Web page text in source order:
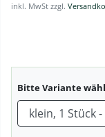
inkl. MwSt zzgl.
Bitte Variante